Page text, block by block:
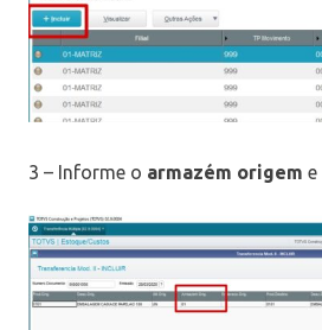
3 – Informe o armazém origem e